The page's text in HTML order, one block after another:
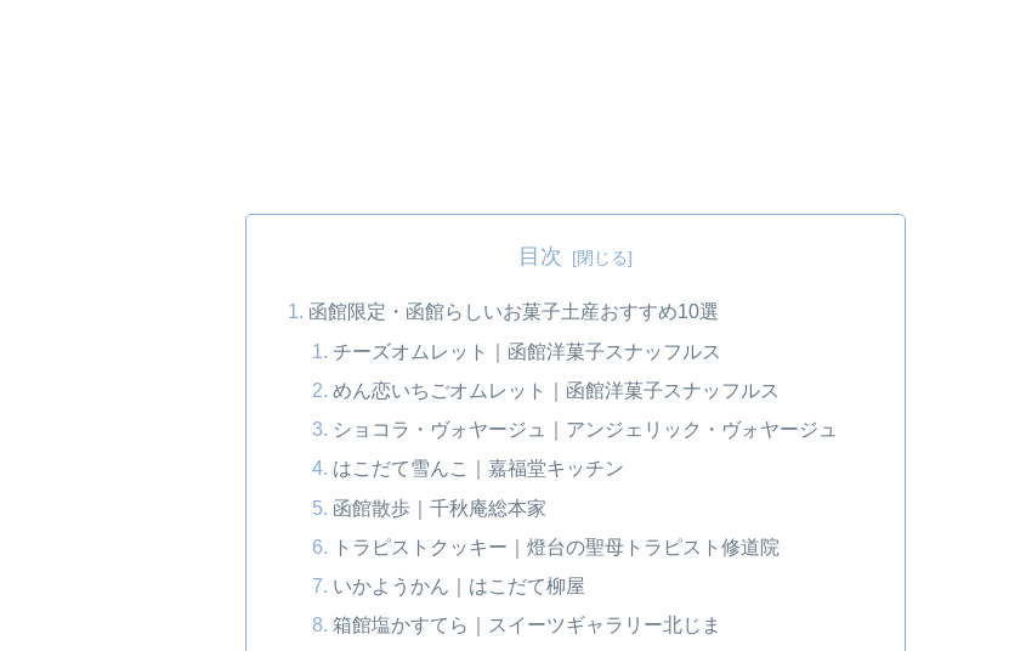
目次
函館限定・函館らしいお菓子土産おすすめ10選
チーズオムレット｜函館洋菓子スナッフルス
めん恋いちごオムレット｜函館洋菓子スナッフルス
ショコラ・ヴォヤージュ｜アンジェリック・ヴォヤージュ
はこだて雪んこ｜嘉福堂キッチン
函館散歩｜千秋庵総本家
トラピストクッキー｜燈台の聖母トラピスト修道院
いかようかん｜はこだて柳屋
箱館塩かすてら｜スイーツギャラリー北じま